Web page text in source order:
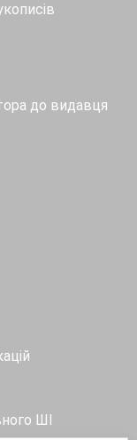
до видавця
ШІ